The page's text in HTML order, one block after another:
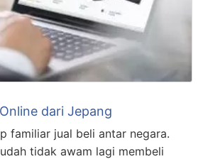
dari Jepang
familiar jual beli antar negara.
tidak awam lagi membeli